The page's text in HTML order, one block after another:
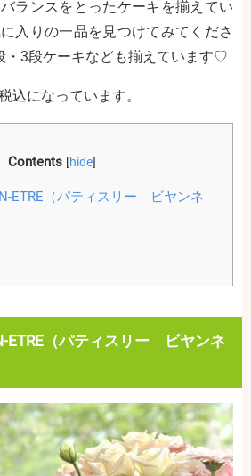
ランスをとったケーキを揃えてい
入りの一品を見つけてみてくださ
・3段ケーキなども揃えています♡
込になっています。
Contents [hide]
ETRE（パティスリー ビヤンネ
ETRE（パティスリー ビヤンネ